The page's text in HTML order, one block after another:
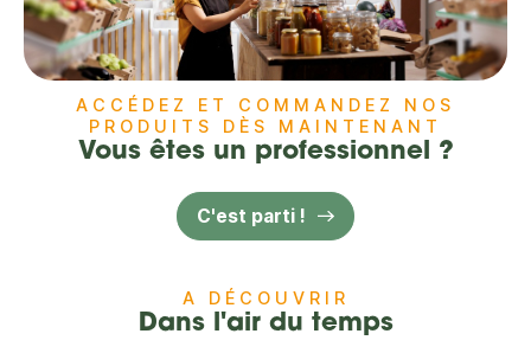
ACCÉDEZ ET COMMANDEZ NOS
PRODUITS DÈS MAINTENANT
Vous êtes un professionnel ?
C'est parti !
A DÉCOUVRIR
Dans l'air du temps